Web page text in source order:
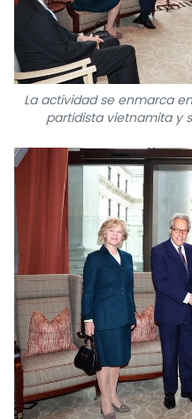
La actividad se enmarca
partidista vietnamita y